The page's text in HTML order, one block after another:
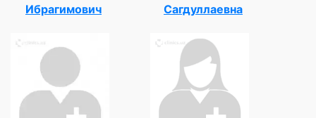
Ибрагимович
Сагдуллаевна